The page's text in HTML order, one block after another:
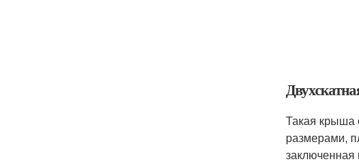
Такая крыша
размерами,